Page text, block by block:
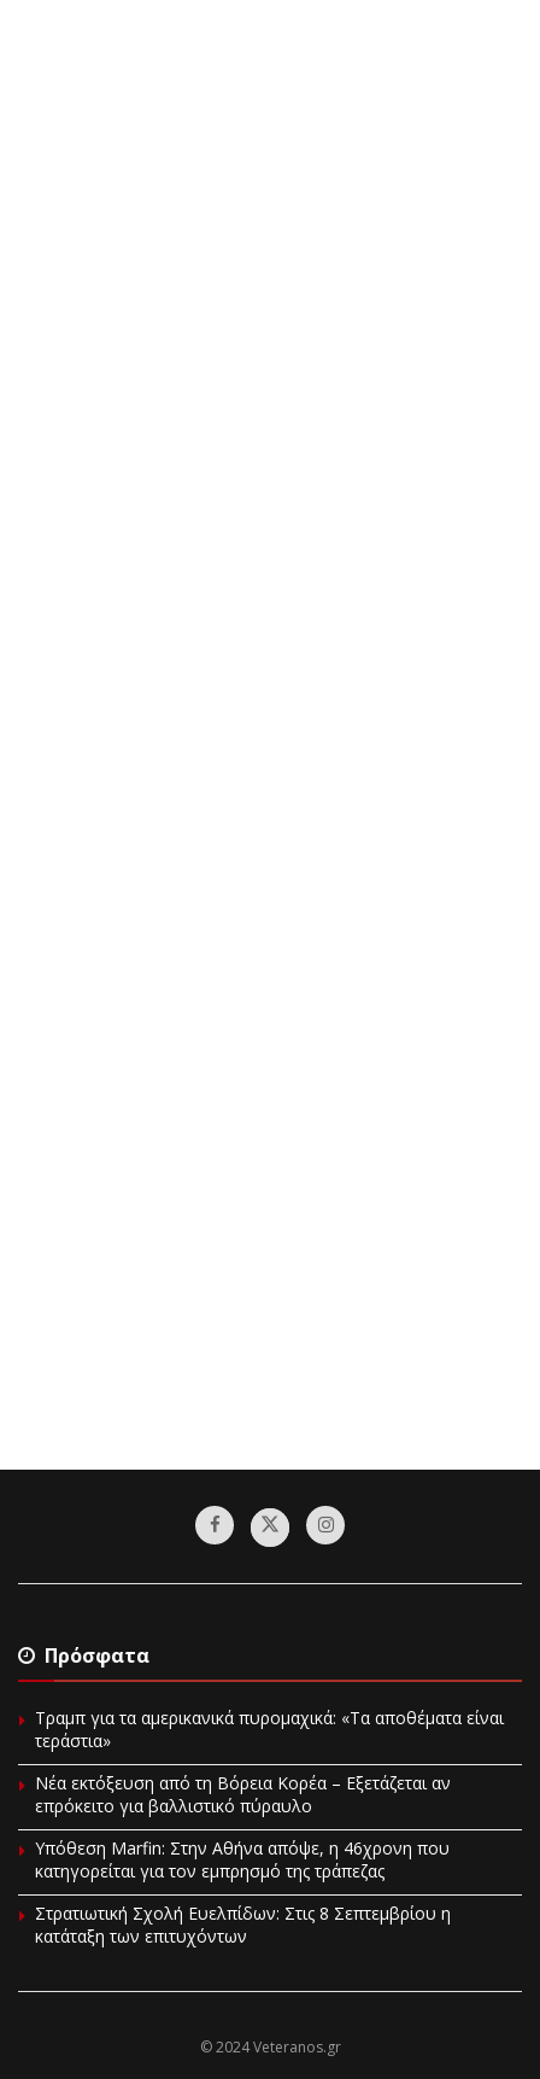
Πρόσφατα
Τραμπ για τα αμερικανικά πυρομαχικά: «Τα αποθέματα είναι
τεράστια»
Νέα εκτόξευση από τη Βόρεια Κορέα – Εξετάζεται αν
επρόκειτο για βαλλιστικό πύραυλο
Υπόθεση Marfin: Στην Αθήνα απόψε, η 46χρονη που
κατηγορείται για τον εμπρησμό της τράπεζας
Στρατιωτική Σχολή Ευελπίδων: Στις 8 Σεπτεμβρίου η
κατάταξη των επιτυχόντων
© 2024 Veteranos.gr